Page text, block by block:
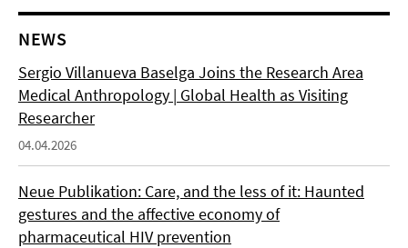
NEWS
Sergio Villanueva Baselga Joins the Research Area
Medical Anthropology | Global Health as Visiting
Researcher
04.04.2026
Neue Publikation: Care, and the less of it: Haunted
gestures and the affective economy of
pharmaceutical HIV prevention